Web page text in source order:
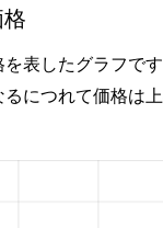
表したグラフです
につれて価格は